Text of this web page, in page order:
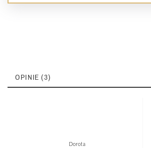
OPINIE (3)
Dorota